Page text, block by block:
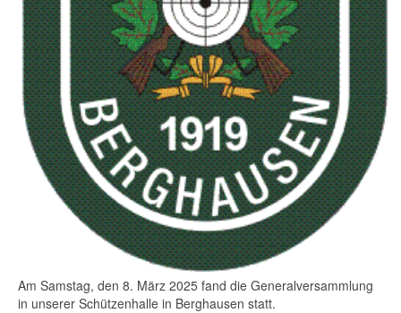
Am Samstag, den 8. März 2025 fand die Generalversammlung
in unserer Schützenhalle in Berghausen statt.